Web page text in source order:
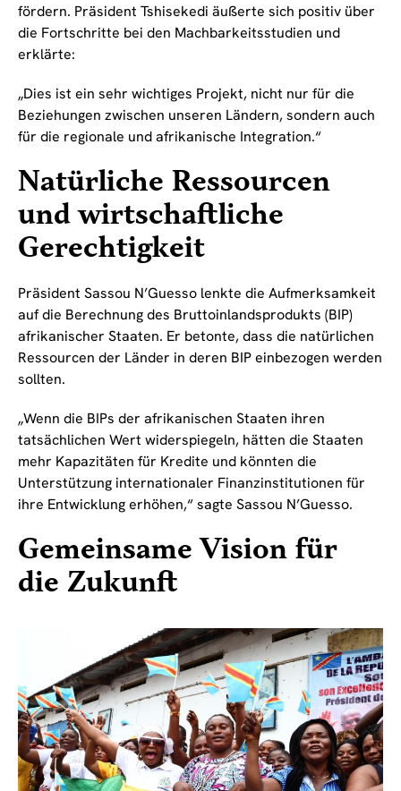
fördern. Präsident Tshisekedi äußerte sich positiv über
die Fortschritte bei den Machbarkeitsstudien und
erklärte:
„Dies ist ein sehr wichtiges Projekt, nicht nur für die
Beziehungen zwischen unseren Ländern, sondern auch
für die regionale und afrikanische Integration.“
Natürliche Ressourcen
und wirtschaftliche
Gerechtigkeit
Präsident Sassou N’Guesso lenkte die Aufmerksamkeit
auf die Berechnung des Bruttoinlandsprodukts (BIP)
afrikanischer Staaten. Er betonte, dass die natürlichen
Ressourcen der Länder in deren BIP einbezogen werden
sollten.
„Wenn die BIPs der afrikanischen Staaten ihren
tatsächlichen Wert widerspiegeln, hätten die Staaten
mehr Kapazitäten für Kredite und könnten die
Unterstützung internationaler Finanzinstitutionen für
ihre Entwicklung erhöhen,“ sagte Sassou N’Guesso.
Gemeinsame Vision für
die Zukunft